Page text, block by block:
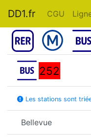
DD1.fr CGU
252
Les stations sont
Bellevue